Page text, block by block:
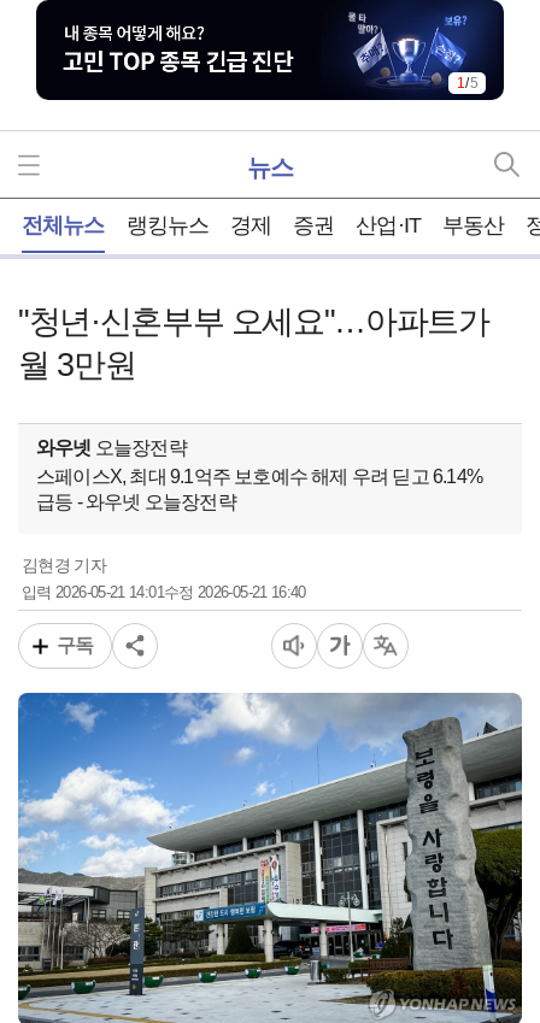
1/5
뉴스
전체뉴스 랭킹뉴스 경제 증권 산업·IT 부동산
"청년·신혼부부 오세요"…아파트가
월 3만원
와우넷 오늘장전략
스페이스X, 최대 9.1억주 보호예수 해제 우려 딛고 6.14%
급등 - 와우넷 오늘장전략
김현경 기자
입력2026-05-21 14:01수정 2026-05-21 16:40
구독